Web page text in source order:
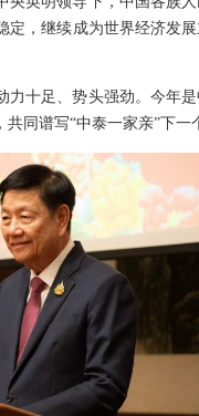
，继续成为世界经济发
十足、势头强劲。今年
同谱写“中泰一家亲”下一